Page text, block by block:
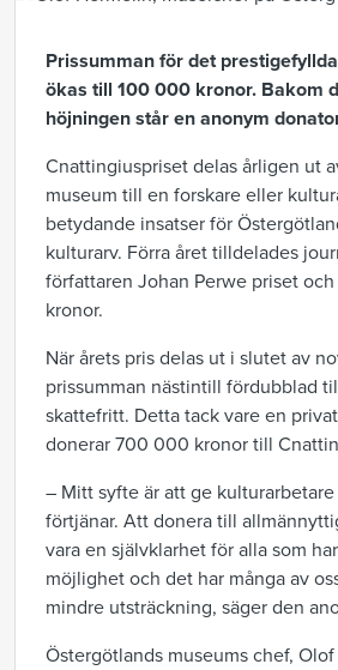
Prissumman för det
ökas till 100 000 kronor. Bakom
höjningen står en anonym
Cnattingiuspriset delas årligen ut
museum till en forskare eller
betydande insatser för
kulturarv. Förra året tilldelades
författaren Johan Perwe priset
kronor.
När årets pris delas ut i slutet av
prissumman nästintill fördubblad
skattefritt. Detta tack vare en
donerar 700 000 kronor till
– Mitt syfte är att ge
förtjänar. Att donera till
vara en självklarhet för alla som
möjlighet och det har många av
mindre utsträckning, säger den
Östergötlands museums chef,